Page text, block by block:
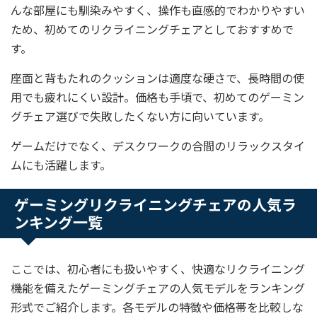
んな部屋にも馴染みやすく、操作も直感的でわかりやすい
ため、初めてのリクライニングチェアとしておすすめで
す。
座面と背もたれのクッションは適度な硬さで、長時間の使
用でも疲れにくい設計。価格も手頃で、初めてのゲーミン
グチェア選びで失敗したくない方に向いています。
ゲームだけでなく、デスクワークの合間のリラックスタイ
ムにも活躍します。
ゲーミングリクライニングチェアの人気ラ
ンキング一覧
ここでは、初心者にも扱いやすく、快適なリクライニング
機能を備えたゲーミングチェアの人気モデルをランキング
形式でご紹介します。各モデルの特徴や価格帯を比較しな